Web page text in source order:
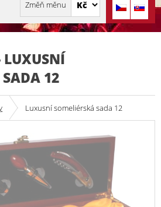
LUXUSNÍ
12
Luxusní someliérská sada 12